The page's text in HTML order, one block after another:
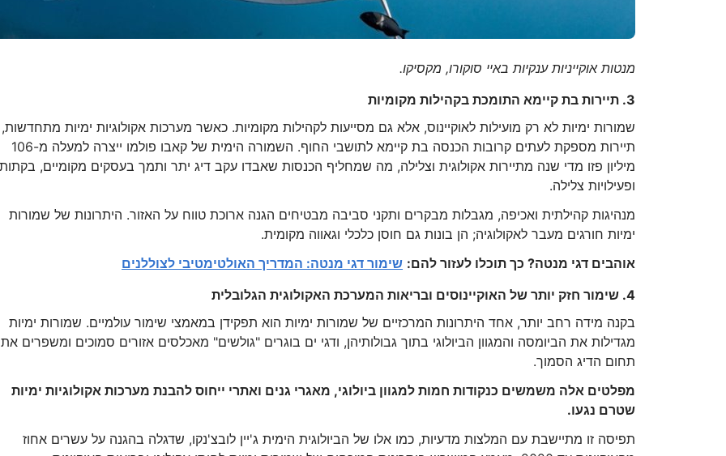
מנטות אוקייניות ענקיות באיי סוקורו, מקסיקו.
3. תיירות בת קיימא התומכת בקהילות מקומיות
שמורות ימיות לא רק מועילות לאוקיינוס, אלא גם מסייעות לקהילות מקומיות. כאשר מערכות אקולוגיות ימיות מתחדשות,
תיירות מספקת לעתים קרובות הכנסה בת קיימא לתושבי החוף. השמורה הימית של קאבו פולמו ייצרה למעלה מ-106
מיליון פזו מדי שנה מתיירות אקולוגית וצלילה, מה שמחליף הכנסות שאבדו עקב דיג יתר ותמך בעסקים מקומיים, בקתות
ופעילויות צלילה.
מנהיגות קהילתית ואכיפה, מגבלות מבקרים ותקני סביבה מבטיחים הגנה ארוכת טווח על האזור. היתרונות של שמורות
ימיות חורגים מעבר לאקולוגיה; הן בונות גם חוסן כלכלי וגאווה מקומית.
אוהבים דגי מנטה? כך תוכלו לעזור להם: שימור דגי מנטה: המדריך האולטימטיבי לצוללנים
4. שימור חזק יותר של האוקיינוסים ובריאות המערכת האקולוגית הגלובלית
בקנה מידה רחב יותר, אחד היתרונות המרכזיים של שמורות ימיות הוא תפקידן במאמצי שימור עולמיים. שמורות ימיות
מגדילות את הביומסה והמגוון הביולוגי בתוך גבולותיהן, ודגי ים בוגרים "גולשים" מאכלסים אזורים סמוכים ומשפרים את
תחום הדיג הסמוך.
מפלטים אלה משמשים כנקודות חמות למגוון ביולוגי, מאגרי גנים ואתרי ייחוס להבנת מערכות אקולוגיות ימיות
שטרם נגעו.
תפיסה זו מתיישבת עם המלצות מדעיות, כמו אלו של הביולוגית הימית ג'יין לובצ'נקו, שדגלה בהגנה על עשרים אחוז